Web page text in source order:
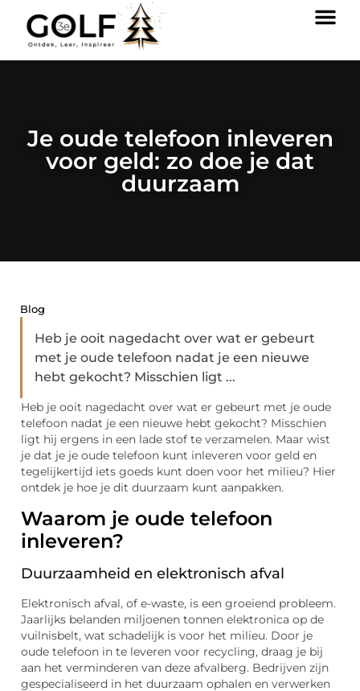
Je oude telefoon inleveren
voor geld: zo doe je dat
duurzaam
Blog
Heb je ooit nagedacht over wat er gebeurt
met je oude telefoon nadat je een nieuwe
hebt gekocht? Misschien ligt ...
Heb je ooit nagedacht over wat er gebeurt met je oude
telefoon nadat je een nieuwe hebt gekocht? Misschien
ligt hij ergens in een lade stof te verzamelen. Maar wist
je dat je je oude telefoon kunt inleveren voor geld en
tegelijkertijd iets goeds kunt doen voor het milieu? Hier
ontdek je hoe je dit duurzaam kunt aanpakken.
Waarom je oude telefoon
inleveren?
Duurzaamheid en elektronisch afval
Elektronisch afval, of e-waste, is een groeiend probleem.
Jaarlijks belanden miljoenen tonnen elektronica op de
vuilnisbelt, wat schadelijk is voor het milieu. Door je
oude telefoon in te leveren voor recycling, draag je bij
aan het verminderen van deze afvalberg. Bedrijven zijn
gespecialiseerd in het duurzaam ophalen en verwerken